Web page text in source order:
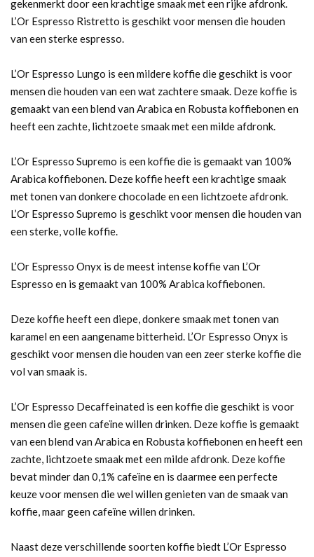
gekenmerkt door een krachtige smaak met een rijke afdronk.
L’Or Espresso Ristretto is geschikt voor mensen die houden
van een sterke espresso.
L’Or Espresso Lungo is een mildere koffie die geschikt is voor
mensen die houden van een wat zachtere smaak. Deze koffie is
gemaakt van een blend van Arabica en Robusta koffiebonen en
heeft een zachte, lichtzoete smaak met een milde afdronk.
L’Or Espresso Supremo is een koffie die is gemaakt van 100%
Arabica koffiebonen. Deze koffie heeft een krachtige smaak
met tonen van donkere chocolade en een lichtzoete afdronk.
L’Or Espresso Supremo is geschikt voor mensen die houden van
een sterke, volle koffie.
L’Or Espresso Onyx is de meest intense koffie van L’Or
Espresso en is gemaakt van 100% Arabica koffiebonen.
Deze koffie heeft een diepe, donkere smaak met tonen van
karamel en een aangename bitterheid. L’Or Espresso Onyx is
geschikt voor mensen die houden van een zeer sterke koffie die
vol van smaak is.
L’Or Espresso Decaffeinated is een koffie die geschikt is voor
mensen die geen cafeïne willen drinken. Deze koffie is gemaakt
van een blend van Arabica en Robusta koffiebonen en heeft een
zachte, lichtzoete smaak met een milde afdronk. Deze koffie
bevat minder dan 0,1% cafeïne en is daarmee een perfecte
keuze voor mensen die wel willen genieten van de smaak van
koffie, maar geen cafeïne willen drinken.
Naast deze verschillende soorten koffie biedt L’Or Espresso